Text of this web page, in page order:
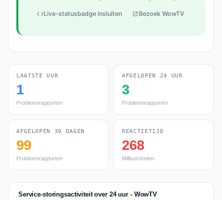
Live-statusbadge insluiten Bezoek WowTV
LAATSTE UUR
1
Probleemrapporten
AFGELOPEN 24 UUR
3
Probleemrapporten
AFGELOPEN 30 DAGEN
99
Probleemrapporten
REACTIETIJD
268
Milliseconden
Service-storingsactiviteit over 24 uur - WowTV